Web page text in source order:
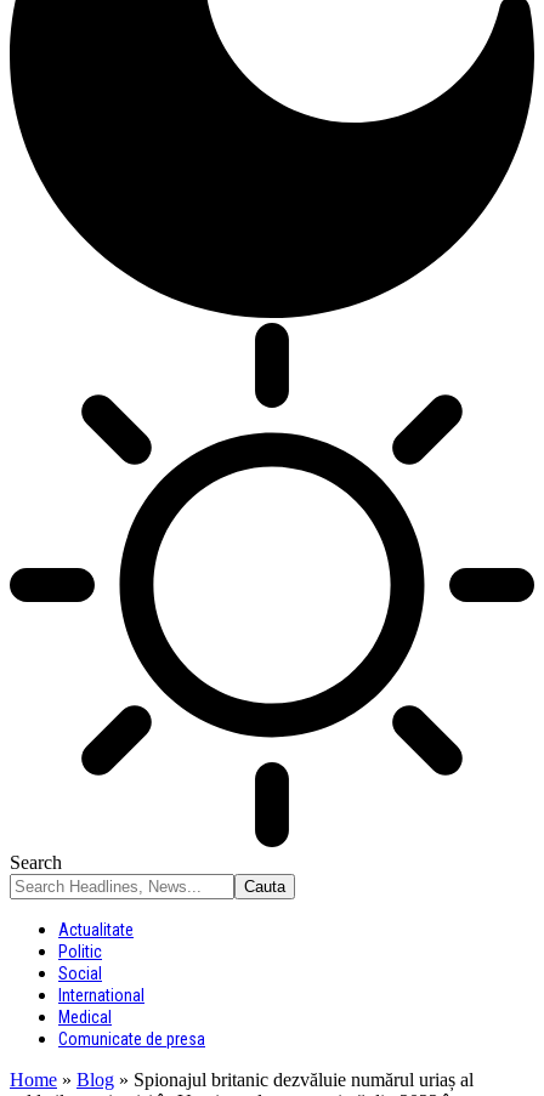
Search
Actualitate
Politic
Social
International
Medical
Comunicate de presa
Home » Blog » Spionajul britanic dezvăluie numărul uriaș al